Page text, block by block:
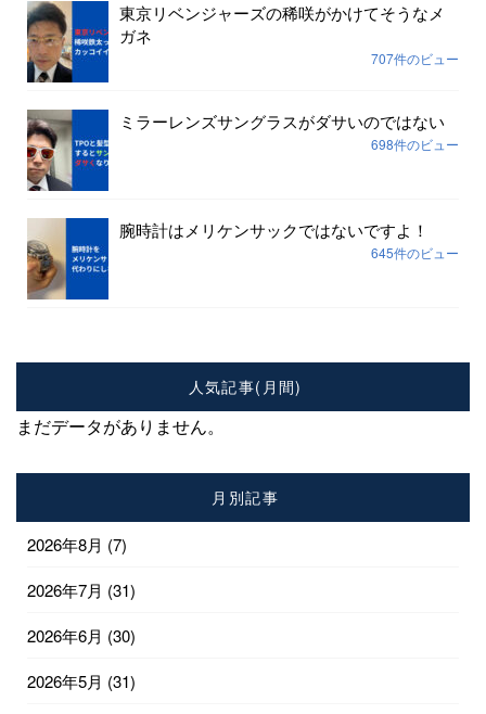
東京リベンジャーズの稀咲がかけてそうなメ
ガネ
707件のビュー
ミラーレンズサングラスがダサいのではない
698件のビュー
腕時計はメリケンサックではないですよ！
645件のビュー
人気記事(月間)
まだデータがありません。
月別記事
2026年8月 (7)
2026年7月 (31)
2026年6月 (30)
2026年5月 (31)